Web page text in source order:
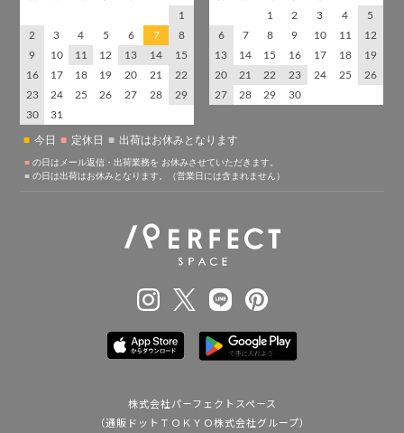
株式会社パーフェクトスペース
（通販ドットＴＯＫＹＯ株式会社グループ）